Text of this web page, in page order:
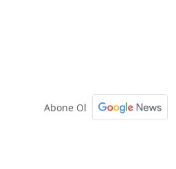
Abone Ol